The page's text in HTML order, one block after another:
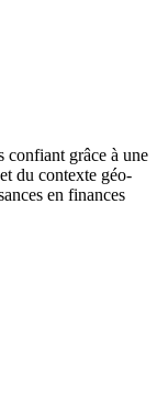
confiant grâce à une
du contexte géo-
en finances